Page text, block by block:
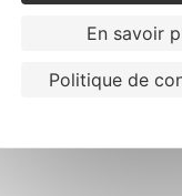
En savoir
Politique de